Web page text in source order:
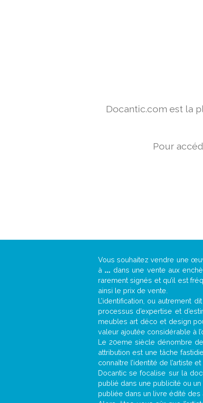
Docantic.com est la
Pour
Vous souhaitez vendre une
à ... dans une vente aux
rarement signés et qu’il est
ainsi le prix de vente.
L’identification, ou autrement
processus d’expertise et
meubles art déco et design
valeur ajoutée considérable à
Le 20eme siècle dénombre
attribution est une tâche
connaître l’identité de l’artiste
Docantic se focalise sur la
publié dans une publicité ou
publiée dans un livre édité des